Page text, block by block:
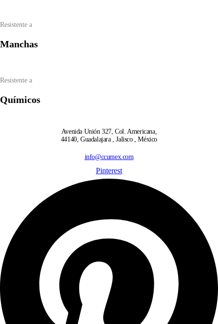
Resistente a
Manchas
Resistente a
Químicos
Avenida Unión 327, Col. Americana,
44140, Guadalajara , Jalisco , México
info@ccumex.com
Pinterest